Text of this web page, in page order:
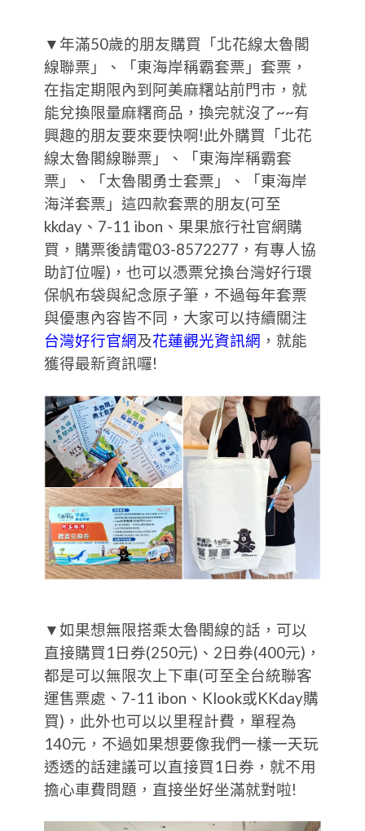
▼年滿50歲的朋友購買「北花線太魯閣
線聯票」、「東海岸稱霸套票」套票，
在指定期限內到阿美麻糬站前門市，就
能兌換限量麻糬商品，換完就沒了~~有
興趣的朋友要來要快啊!此外購買「北花
線太魯閣線聯票」、「東海岸稱霸套
票」、「太魯閣勇士套票」、「東海岸
海洋套票」這四款套票的朋友(可至
kkday、7-11 ibon、果果旅行社官網購
買，購票後請電03-8572277，有專人協
助訂位喔)，也可以憑票兌換台灣好行環
保帆布袋與紀念原子筆，不過每年套票
與優惠內容皆不同，大家可以持續關注
台灣好行官網及花蓮觀光資訊網 ，就能
獲得最新資訊囉!
▼如果想無限搭乘太魯閣線的話，可以
直接購買1日券(250元)、2日券(400元)，
都是可以無限次上下車(可至全台統聯客
運售票處、7-11 ibon、Klook或KKday購
買)，此外也可以以里程計費，單程為
140元，不過如果想要像我們一樣一天玩
透透的話建議可以直接買1日券，就不用
擔心車費問題，直接坐好坐滿就對啦!